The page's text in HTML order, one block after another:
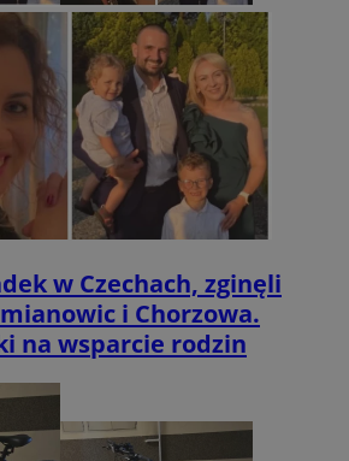
w Czechach, zginęli
i Chorzowa.
na wsparcie rodzin